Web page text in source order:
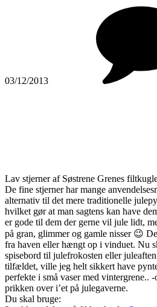
03/12/2013
Lav stjerner af Søstrene Grenes
De fine stjerner har mange
alternativ til det mere traditionelle
hvilket gør at man sagtens kan have
er gode til dem der gerne vil jule lidt,
på gran, glimmer og gamle nisser 😉
fra haven eller hængt op i vinduet. Nu
spisebord til julefrokosten eller
tilfældet, ville jeg helt sikkert have
perfekte i små vaser med vintergrene..
prikken over i’et på julegaverne.
Du skal bruge: